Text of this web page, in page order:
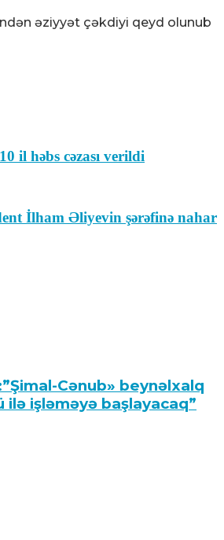
əziyyət çəkdiyi qeyd olunub
il həbs cəzası verildi
İlham Əliyevin şərəfinə nahar
Cənub» beynəlxalq
ilə işləməyə başlayacaq”